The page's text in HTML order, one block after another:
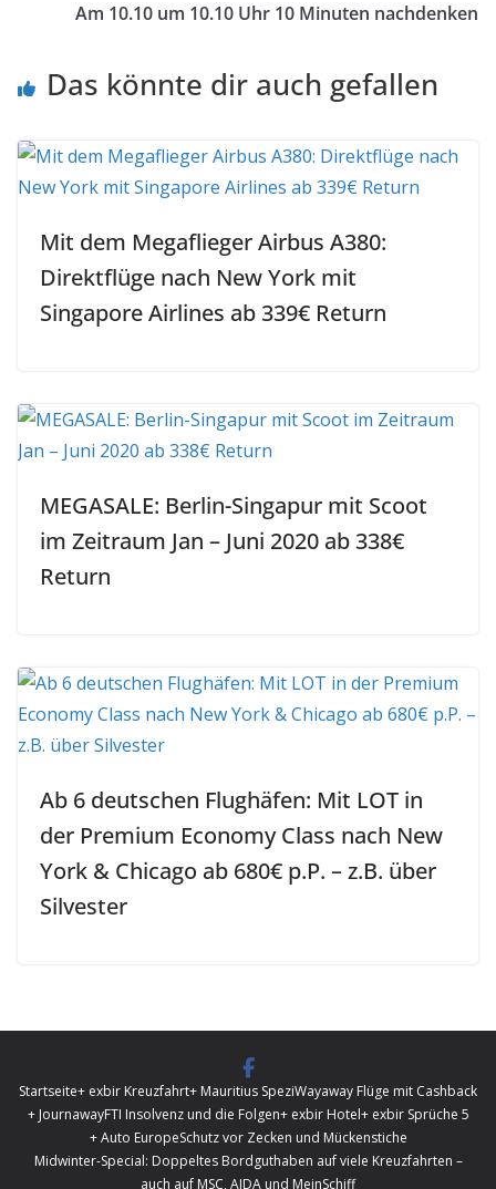
Am 10.10 um 10.10 Uhr 10 Minuten nachdenken
Das könnte dir auch gefallen
Mit dem Megaflieger Airbus A380:
Direktflüge nach New York mit
Singapore Airlines ab 339€ Return
MEGASALE: Berlin-Singapur mit Scoot
im Zeitraum Jan – Juni 2020 ab 338€
Return
Ab 6 deutschen Flughäfen: Mit LOT in
der Premium Economy Class nach New
York & Chicago ab 680€ p.P. – z.B. über
Silvester
Startseite+ exbir Kreuzfahrt+ Mauritius SpeziWayaway Flüge mit Cashback
+ JournawayFTI Insolvenz und die Folgen+ exbir Hotel+ exbir Sprüche 5
+ Auto EuropeSchutz vor Zecken und Mückenstiche
Midwinter-Special: Doppeltes Bordguthaben auf viele Kreuzfahrten –
auch auf MSC, AIDA und MeinSchiff